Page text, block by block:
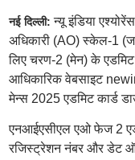
नई दिल्ली: न्यू इंडिया
अधिकारी (AO) स्केल-1
लिए चरण-2 (मेन) के एडमिट
आधिकारिक वेबसाइट
मेन्स 2025 एडमिट कार्ड
एनआईएसीएल एओ फेज 2
रजिस्ट्रेशन नंबर और डेट